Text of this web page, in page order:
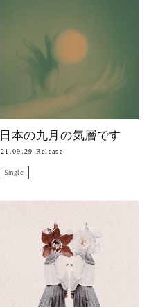
日本の九月の気層です
21.09.29 Release
Single